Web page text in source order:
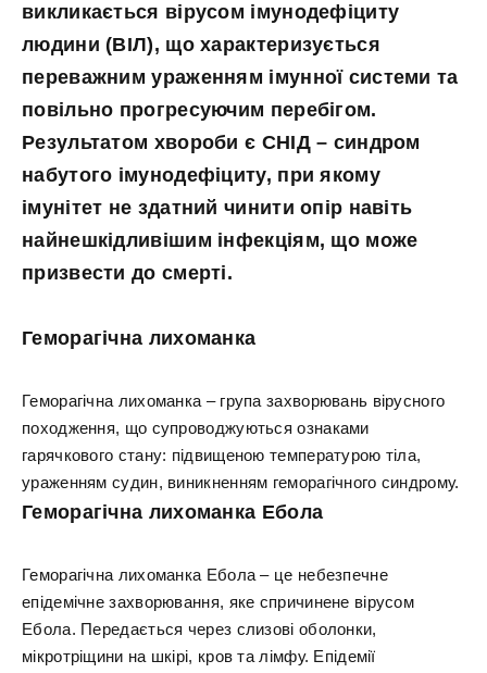
викликається вірусом імунодефіциту
людини (ВІЛ), що характеризується
переважним ураженням імунної системи та
повільно прогресуючим перебігом.
Результатом хвороби є СНІД – синдром
набутого імунодефіциту, при якому
імунітет не здатний чинити опір навіть
найнешкідливішим інфекціям, що може
призвести до смерті.
Геморагічна лихоманка
Геморагічна лихоманка – група захворювань вірусного
походження, що супроводжуються ознаками
гарячкового стану: підвищеною температурою тіла,
ураженням судин, виникненням геморагічного синдрому.
Геморагічна лихоманка Ебола
Геморагічна лихоманка Ебола – це небезпечне
епідемічне захворювання, яке спричинене вірусом
Ебола. Передається через слизові оболонки,
мікротріщини на шкірі, кров та лімфу. Епідемії